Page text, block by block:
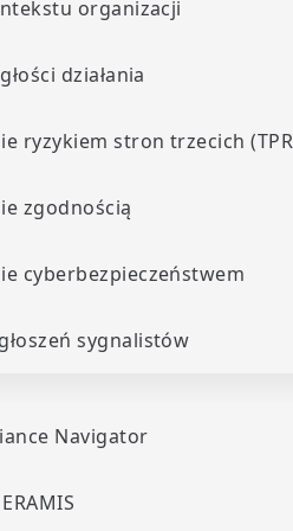
organizacji
działania
ryzykiem stron trzecich
zgodnością
cyberbezpieczeństwem
sygnalistów
Navigator